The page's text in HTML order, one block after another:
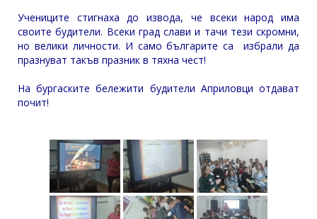
Учениците стигнаха до извода, че всеки народ има
своите будители. Всеки град слави и тачи тези скромни,
но велики личности. И само българите са избрали да
празнуват такъв празник в тяхна чест!
На бургаските бележити будители Априловци отдават
почит!